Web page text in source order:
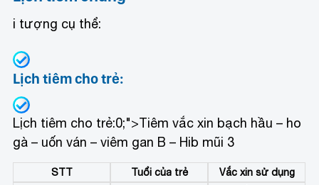
i tượng cụ thể:
Lịch tiêm cho trẻ:
Lịch tiêm cho trẻ:0;">Tiêm vắc xin bạch hầu – ho
gà – uốn ván – viêm gan B – Hib mũi 3
STT Tuổi của trẻ Vắc xin sử dụng